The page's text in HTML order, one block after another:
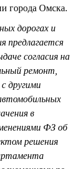
города Омска.
дорогах и
предлагается
согласия на
ремонт,
другими
в
ФЗ об
решения